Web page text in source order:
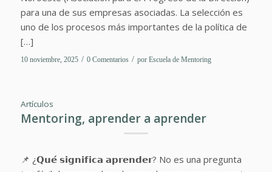
para una de sus empresas asociadas. La selección es
uno de los procesos más importantes de la política de
[…]
10 noviembre, 2025 / 0 Comentarios / por Escuela de Mentoring
Artículos
Mentoring, aprender a aprender
📌 ¿𝗤𝘂𝗲́ 𝘀𝗶𝗴𝗻𝗶𝗳𝗶𝗰𝗮 𝗮𝗽𝗿𝗲𝗻𝗱𝗲𝗿? No es una pregunta